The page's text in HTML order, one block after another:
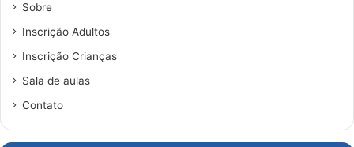
Sobre
Inscrição Adultos
Inscrição Crianças
Sala de aulas
Contato